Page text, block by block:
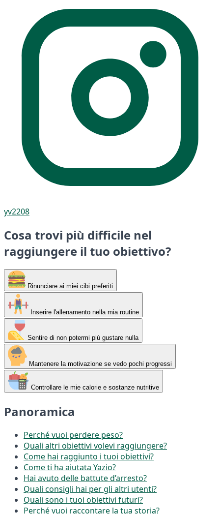
yv2208
Cosa trovi più difficile nel
raggiungere il tuo obiettivo?
Rinunciare ai miei cibi preferiti
Inserire l'allenamento nella mia routine
Sentire di non potermi più gustare nulla
Mantenere la motivazione se vedo pochi progressi
Controllare le mie calorie e sostanze nutritive
Panoramica
Perché vuoi perdere peso?
Quali altri obiettivi volevi raggiungere?
Come hai raggiunto i tuoi obiettivi?
Come ti ha aiutata Yazio?
Hai avuto delle battute d’arresto?
Quali consigli hai per gli altri utenti?
Quali sono i tuoi obiettivi futuri?
Perché vuoi raccontare la tua storia?